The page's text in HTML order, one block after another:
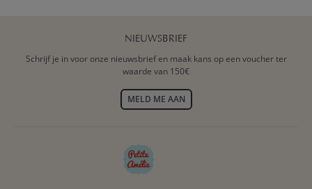
NIEUWSBRIEF
Schrijf je in voor onze nieuwsbrief en maak kans op een voucher ter
waarde van 150€
MELD ME AAN